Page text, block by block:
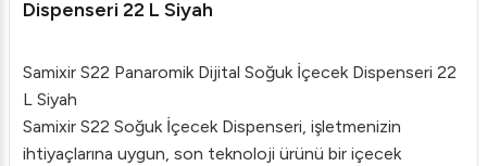
Dispenseri 22 L Siyah
Samixir S22 Panaromik Dijital Soğuk İçecek Dispenseri 22
L Siyah
Samixir S22 Soğuk İçecek Dispenseri, işletmenizin
ihtiyaçlarına uygun, son teknoloji ürünü bir içecek